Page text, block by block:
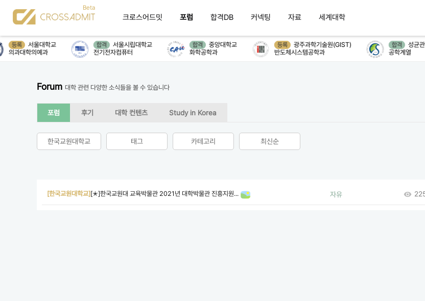
크로스어드밋 포럼 합격DB 커넥팅 자료 세계대학
등록
서울대학교
의과대학의예과
합격
서울시립대학교
전기전자컴퓨터
합격
중앙대학교
화학공학과
등록
광주과학기술원(GIST)
반도체시스템공학과
합격
성균관
공학계열
Forum 대학 관련 다양한 소식들을 볼 수 있습니다
포럼 후기 대학 컨텐츠 Study in Korea
한국교원대학교 태그 카테고리 최신순
[한국교원대학교] [✭]한국교원대 교육박물관 2021년 대학박물관 진흥지원... 자유